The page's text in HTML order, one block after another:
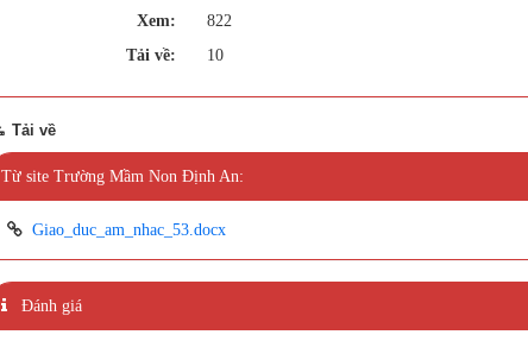
Xem:
822
Tải về:
10
Tải về
Từ site Trường Mầm Non Định An:
Giao_duc_am_nhac_53.docx
Đánh giá